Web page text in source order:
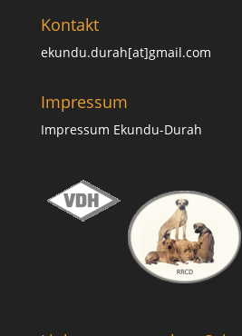
Kontakt
ekundu.durah[at]gmail.com
Impressum
Impressum Ekundu-Durah